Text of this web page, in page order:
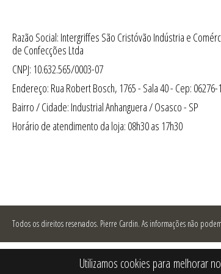
Utilizamos cookies para melhorar
Razão Social: Intergriffes São Cristóvão Indústria e
de Confecções Ltda
CNPJ: 10.632.565/0003-07
Endereço: Rua Robert Bosch, 1765 - Sala 40 - Cep: 06276-
Bairro / Cidade: Industrial Anhanguera / Osasco - SP
Horário de atendimento da loja: 08h30 as 17h30
Todos os direitos reservados. Pierre Cardin. As informações não